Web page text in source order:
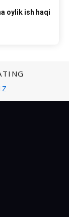
oylik ish haqi